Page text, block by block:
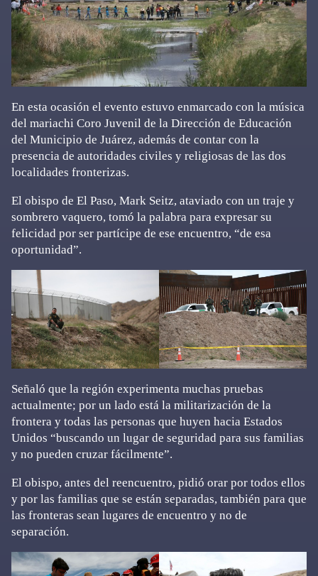
En esta ocasión el evento estuvo enmarcado con la música
del mariachi Coro Juvenil de la Dirección de Educación
del Municipio de Juárez, además de contar con la
presencia de autoridades civiles y religiosas de las dos
localidades fronterizas.
El obispo de El Paso, Mark Seitz, ataviado con un traje y
sombrero vaquero, tomó la palabra para expresar su
felicidad por ser partícipe de ese encuentro, “de esa
oportunidad”.
Señaló que la región experimenta muchas pruebas
actualmente; por un lado está la militarización de la
frontera y todas las personas que huyen hacia Estados
Unidos “buscando un lugar de seguridad para sus familias
y no pueden cruzar fácilmente”.
El obispo, antes del reencuentro, pidió orar por todos ellos
y por las familias que se están separadas, también para que
las fronteras sean lugares de encuentro y no de
separación.